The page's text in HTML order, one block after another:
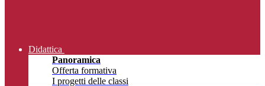
Didattica
Panoramica
Offerta formativa
I progetti delle classi